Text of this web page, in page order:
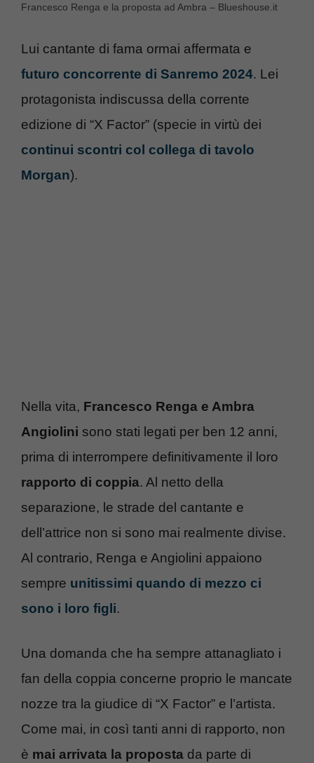
Francesco Renga e la proposta ad Ambra – Blueshouse.it
Lui cantante di fama ormai affermata e
futuro concorrente di Sanremo 2024. Lei
protagonista indiscussa della corrente
edizione di “X Factor” (specie in virtù dei
continui scontri col collega di tavolo
Morgan).
Nella vita, Francesco Renga e Ambra
Angiolini sono stati legati per ben 12 anni,
prima di interrompere definitivamente il loro
rapporto di coppia. Al netto della
separazione, le strade del cantante e
dell’attrice non si sono mai realmente divise.
Al contrario, Renga e Angiolini appaiono
sempre unitissimi quando di mezzo ci
sono i loro figli.
Una domanda che ha sempre attanagliato i
fan della coppia concerne proprio le mancate
nozze tra la giudice di “X Factor” e l’artista.
Come mai, in così tanti anni di rapporto, non
è mai arrivata la proposta da parte di